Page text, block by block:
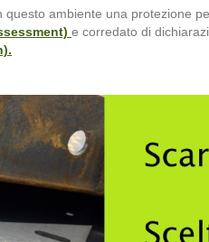
questo ambiente una protezione
e corredato di